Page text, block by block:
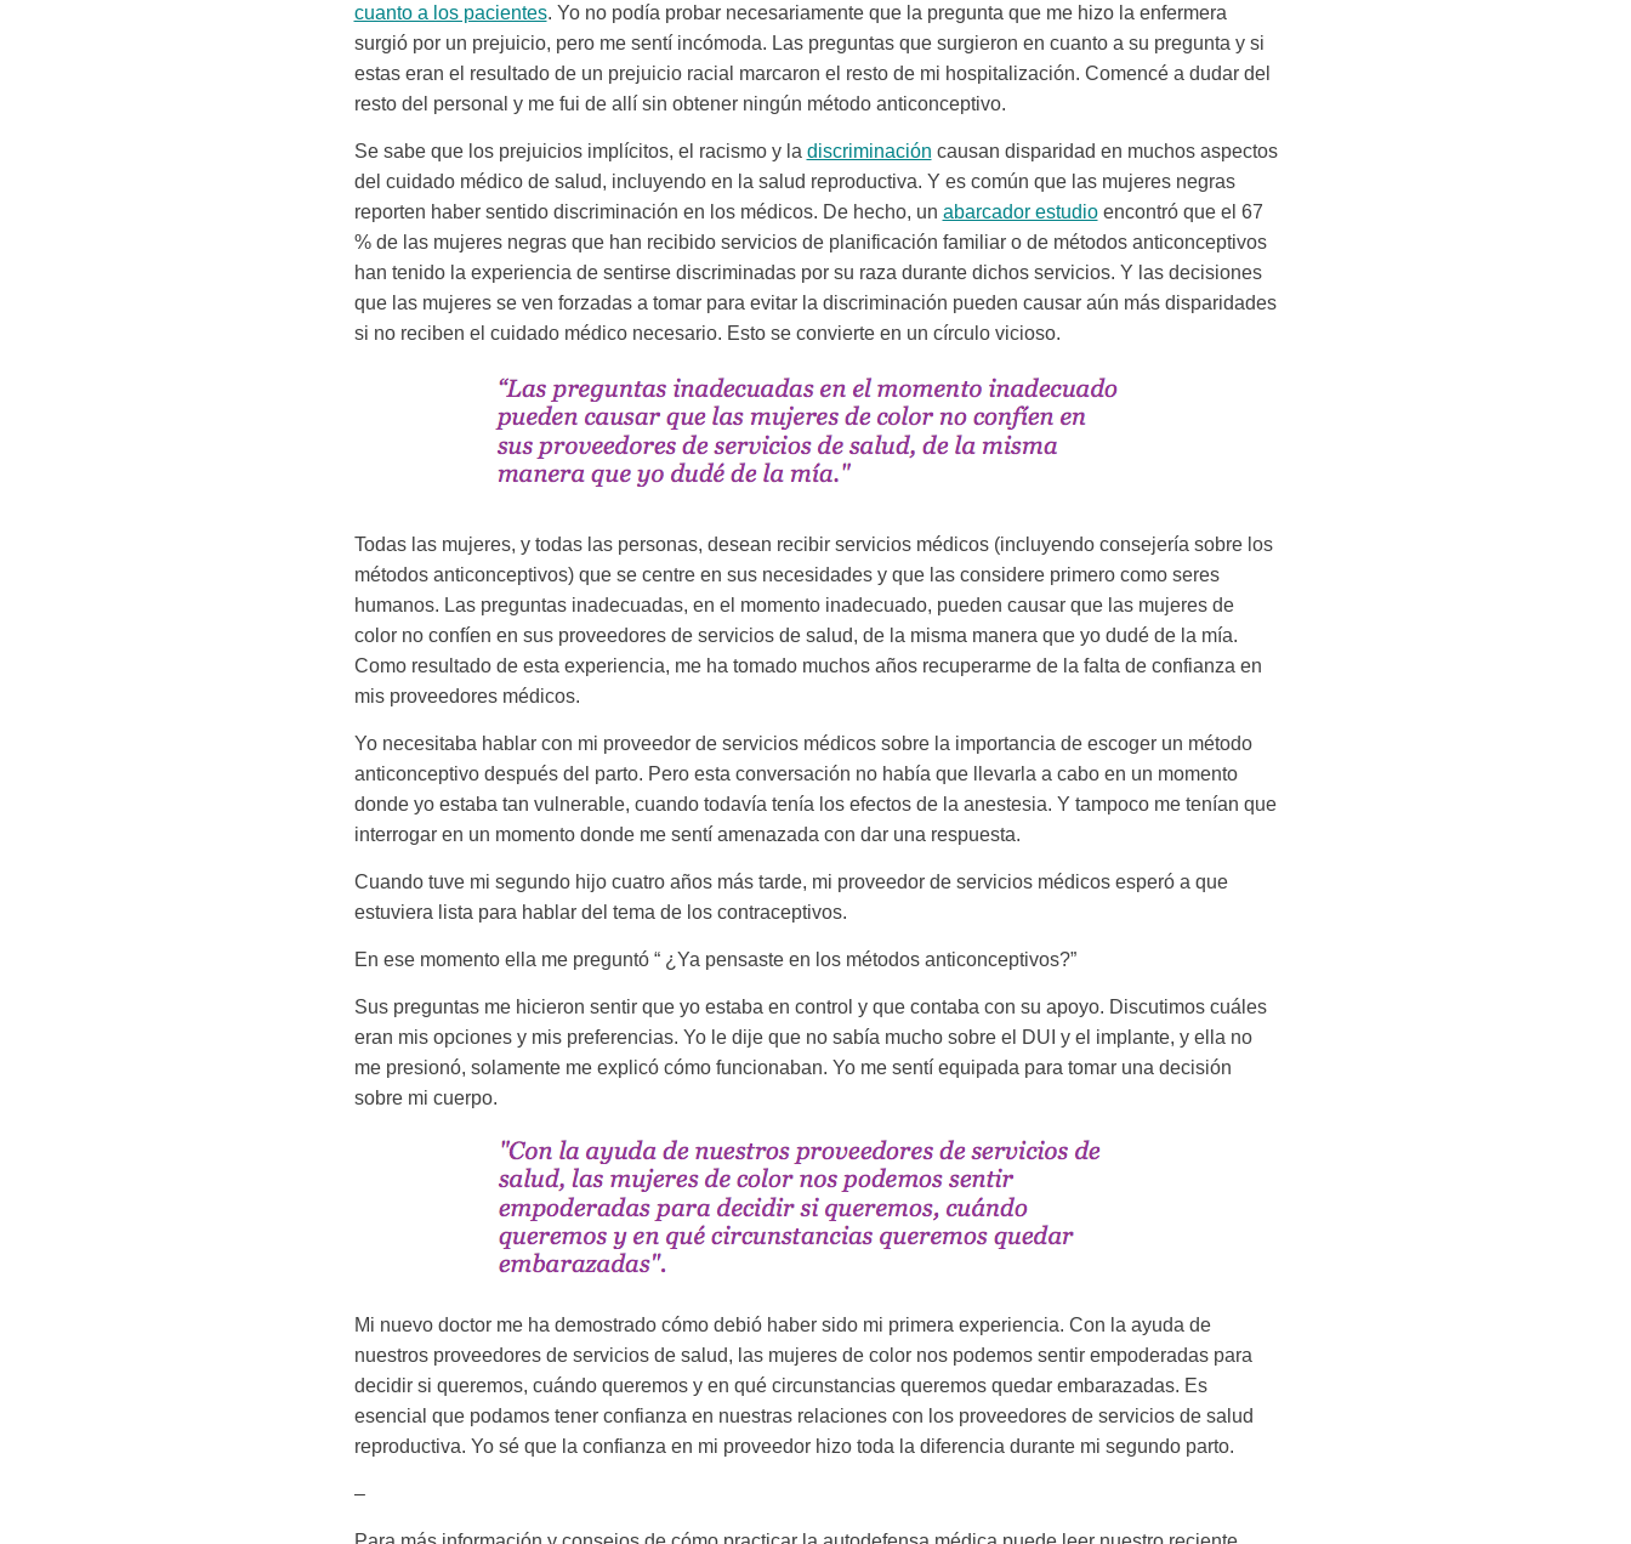
cuanto a los pacientes. Yo no podía probar necesariamente que la pregunta que me hizo la enfermera
surgió por un prejuicio, pero me sentí incómoda. Las preguntas que surgieron en cuanto a su pregunta y si
estas eran el resultado de un prejuicio racial marcaron el resto de mi hospitalización. Comencé a dudar del
resto del personal y me fui de allí sin obtener ningún método anticonceptivo.
Se sabe que los prejuicios implícitos, el racismo y la discriminación causan disparidad en muchos aspectos
del cuidado médico de salud, incluyendo en la salud reproductiva. Y es común que las mujeres negras
reporten haber sentido discriminación en los médicos. De hecho, un abarcador estudioencontró que el 67
% de las mujeres negras que han recibido servicios de planificación familiar o de métodos anticonceptivos
han tenido la experiencia de sentirse discriminadas por su raza durante dichos servicios. Y las decisiones
que las mujeres se ven forzadas a tomar para evitar la discriminación pueden causar aún más disparidades
si no reciben el cuidado médico necesario. Esto se convierte en un círculo vicioso.
Todas las mujeres, y todas las personas, desean recibir servicios médicos (incluyendo consejería sobre los
métodos anticonceptivos) que se centre en sus necesidades y que las considere primero como seres
humanos. Las preguntas inadecuadas, en el momento inadecuado, pueden causar que las mujeres de
color no confíen en sus proveedores de servicios de salud, de la misma manera que yo dudé de la mía.
Como resultado de esta experiencia, me ha tomado muchos años recuperarme de la falta de confianza en
mis proveedores médicos.
Yo necesitaba hablar con mi proveedor de servicios médicos sobre la importancia de escoger un método
anticonceptivo después del parto. Pero esta conversación no había que llevarla a cabo en un momento
donde yo estaba tan vulnerable, cuando todavía tenía los efectos de la anestesia. Y tampoco me tenían que
interrogar en un momento donde me sentí amenazada con dar una respuesta.
Cuando tuve mi segundo hijo cuatro años más tarde, mi proveedor de servicios médicos esperó a que
estuviera lista para hablar del tema de los contraceptivos.
En ese momento ella me preguntó “ ¿Ya pensaste en los métodos anticonceptivos?”
Sus preguntas me hicieron sentir que yo estaba en control y que contaba con su apoyo. Discutimos cuáles
eran mis opciones y mis preferencias. Yo le dije que no sabía mucho sobre el DUI y el implante, y ella no
me presionó, solamente me explicó cómo funcionaban. Yo me sentí equipada para tomar una decisión
sobre mi cuerpo.
Mi nuevo doctor me ha demostrado cómo debió haber sido mi primera experiencia. Con la ayuda de
nuestros proveedores de servicios de salud, las mujeres de color nos podemos sentir empoderadas para
decidir si queremos, cuándo queremos y en qué circunstancias queremos quedar embarazadas. Es
esencial que podamos tener confianza en nuestras relaciones con los proveedores de servicios de salud
reproductiva. Yo sé que la confianza en mi proveedor hizo toda la diferencia durante mi segundo parto.
–